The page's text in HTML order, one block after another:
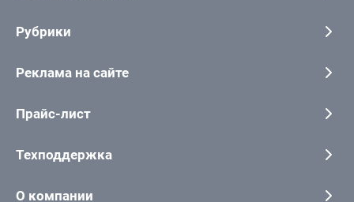
Рубрики
Реклама на сайте
Прайс-лист
Техподдержка
О компании